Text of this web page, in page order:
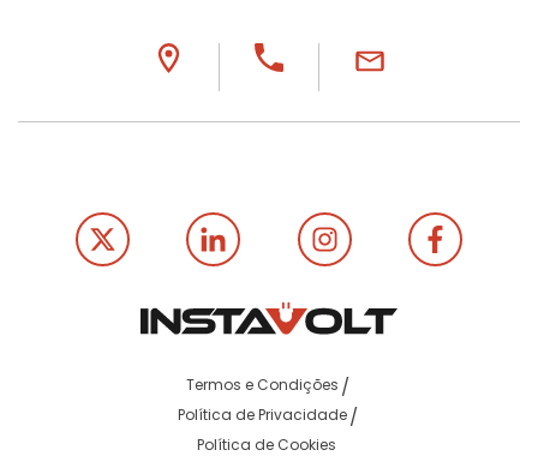
Termos e Condições
Política de Privacidade
Política de Cookies